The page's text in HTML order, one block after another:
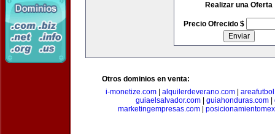
Realizar una Oferta
Precio Ofrecido $
Otros dominios en venta:
i-monetize.com
alquilerdeverano.com
guiaelsalvador.com| guiahonduras.com|
marketingempresas.com